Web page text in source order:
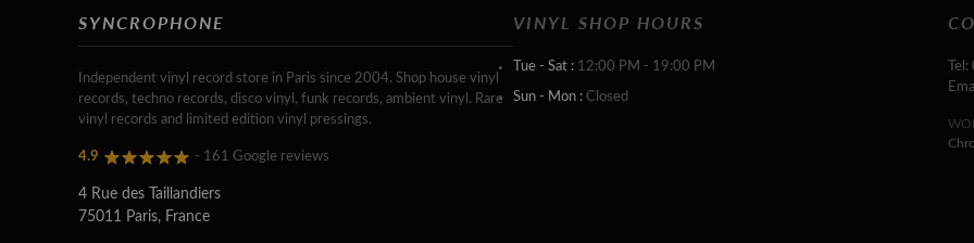
SYNCROPHONE
Independent vinyl record store in Paris since 2004. Shop house vinyl
records, techno records, disco vinyl, funk records, ambient vinyl. Rare
vinyl records and limited edition vinyl pressings.
4.9 - 161 Google reviews
4 Rue des Taillandiers
75011 Paris, France
VINYL SHOP HOURS
Tue - Sat : 12:00 PM - 19:00 PM
Sun - Mon : Closed